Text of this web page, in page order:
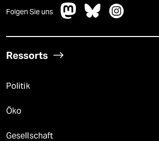
Folgen Sie uns
Ressorts
Politik
Öko
Gesellschaft